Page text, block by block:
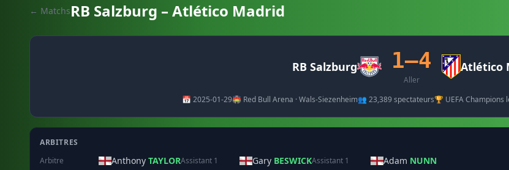
← MatchsRB Salzburg – Atlético Madrid
RB Salzburg 1–4
Aller
Atlético
📅 2025-01-29🏟️ Red Bull Arena · Wals-Siezenheim👥 23,389 spectateurs🏆 UEFA Champions
ARBITRES
Arbitre
Anthony TAYLORAssistant 1 Gary BESWICKAssistant 1 Adam NUNN